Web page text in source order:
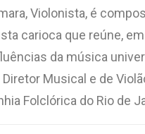
Violonista, é
carioca que reúne,
da música
Diretor Musical e de
Folclórica do Rio de